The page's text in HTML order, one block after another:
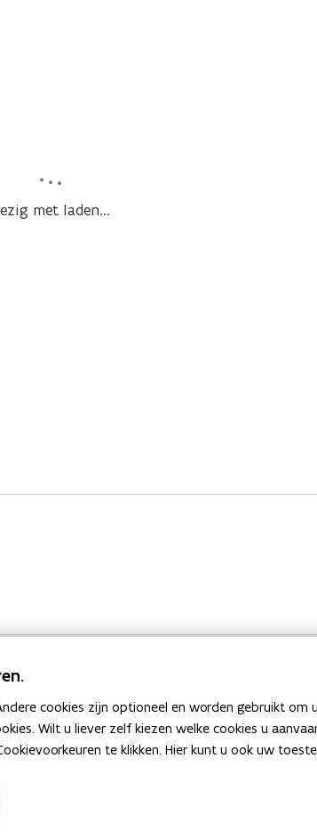
met laden...
Bekijk ook
cookies zijn optioneel en worden gebruikt
Wilt u liever zelf kiezen welke cookies u
te klikken. Hier kunt u ook uw